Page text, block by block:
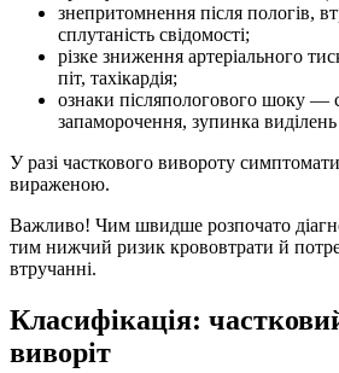
знепритомнення після пологів,
сплутаність свідомості;
різке зниження артеріального
піт, тахікардія;
ознаки післяпологового шоку —
запаморочення, зупинка виділень
У разі часткового вивороту
вираженою.
Важливо! Чим швидше розпочато
тим нижчий ризик крововтрати й
втручанні.
Класифікація:
виворіт